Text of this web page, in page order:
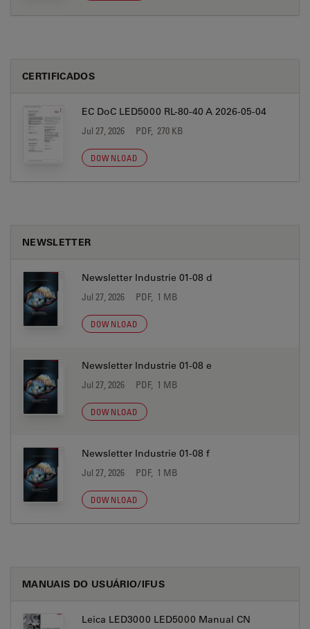
CERTIFICADOS
EC DoC LED5000 RL-80-40 A 2026-05-04
Jul 27, 2026 PDF, 270 KB
DOWNLOAD
NEWSLETTER
Newsletter Industrie 01-08 d
Jul 27, 2026 PDF, 1 MB
DOWNLOAD
Newsletter Industrie 01-08 e
Jul 27, 2026 PDF, 1 MB
DOWNLOAD
Newsletter Industrie 01-08 f
Jul 27, 2026 PDF, 1 MB
DOWNLOAD
MANUAIS DO USUÁRIO/IFUS
Leica LED3000 LED5000 Manual CN